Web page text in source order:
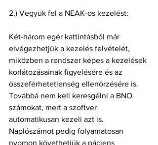
2.) Vegyük fel a NEAK-os kezelést:
Két-három egér kattintásból már
elvégezhetjük a kezelés felvételét,
miközben a rendszer képes a kezelések
korlátozásainak figyelésére és az
összeférhetetlenség ellenőrzésére is.
Továbbá nem kell keresgélni a BNO
számokat, mert a szoftver
automatikusan kezeli azt is.
Naplószámot pedig folyamatosan
nyomon követhetjük a páciens